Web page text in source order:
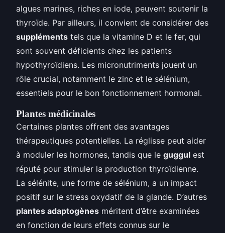
algues marines, riches en iode, peuvent soutenir la
thyroïde. Par ailleurs, il convient de considérer des
suppléments tels que la vitamine D et le fer, qui
sont souvent déficients chez les patients
hypothyroïdiens. Les micronutriments jouent un
rôle crucial, notamment le zinc et le sélénium,
essentiels pour le bon fonctionnement hormonal.
Plantes médicinales
Certaines plantes offrent des avantages
thérapeutiques potentielles. La réglisse peut aider
à moduler les hormones, tandis que le guggul est
réputé pour stimuler la production thyroïdienne.
La sélénite, une forme de sélénium, a un impact
positif sur le stress oxydatif de la glande. D’autres
plantes adaptogènes méritent d’être examinées
en fonction de leurs effets connus sur le